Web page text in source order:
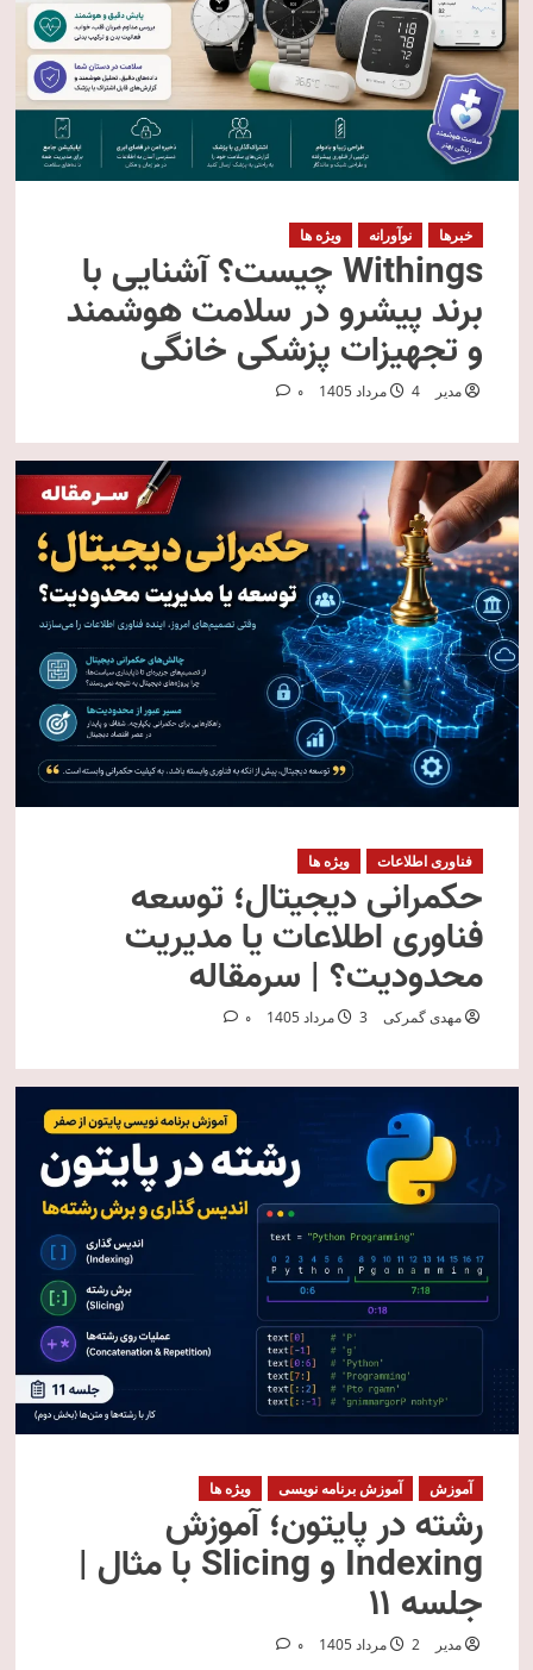
خبرها نوآورانه ویژه ها
Withings چیست؟ آشنایی با
برند پیشرو در سلامت هوشمند
و تجهیزات پزشکی خانگی
مدیر 4 مرداد 1405 0
فناوری اطلاعات ویژه ها
حکمرانی دیجیتال؛ توسعه
فناوری اطلاعات یا مدیریت
محدودیت؟ | سرمقاله
مهدی گمرکی 3 مرداد 1405 0
آموزش آموزش برنامه نویسی ویژه ها
رشته در پایتون؛ آموزش
Indexing و Slicing با مثال |
جلسه ۱۱
مدیر 2 مرداد 1405 0